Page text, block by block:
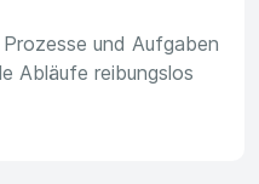
und Aufgaben
Abläufe reibungslos